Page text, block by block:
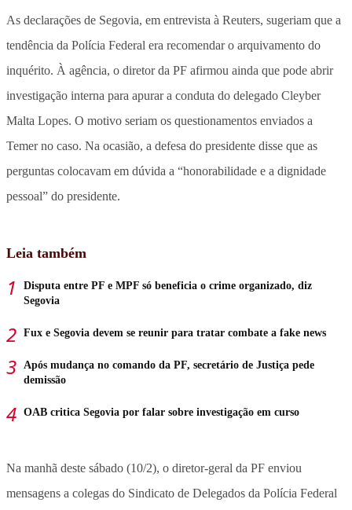
As declarações de Segovia, em entrevista à Reuters, sugeriam que a
tendência da Polícia Federal era recomendar o arquivamento do
inquérito. À agência, o diretor da PF afirmou ainda que pode abrir
investigação interna para apurar a conduta do delegado Cleyber
Malta Lopes. O motivo seriam os questionamentos enviados a
Temer no caso. Na ocasião, a defesa do presidente disse que as
perguntas colocavam em dúvida a “honorabilidade e a dignidade
pessoal” do presidente.
Leia também
Disputa entre PF e MPF só beneficia o crime organizado, diz
Segovia
Fux e Segovia devem se reunir para tratar combate a fake news
Após mudança no comando da PF, secretário de Justiça pede
demissão
OAB critica Segovia por falar sobre investigação em curso
Na manhã deste sábado (10/2), o diretor-geral da PF enviou
mensagens a colegas do Sindicato de Delegados da Polícia Federal